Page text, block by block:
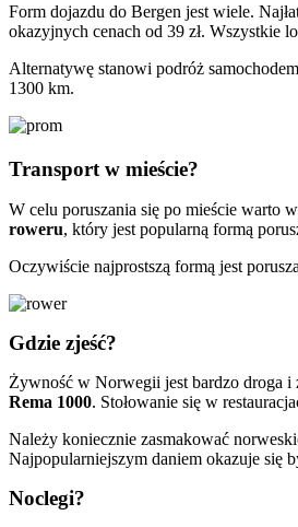
Form dojazdu do Bergen jest wiele.
okazyjnych cenach od 39 zł. Wszystkie
Alternatywę stanowi podróż
1300 km.
Transport w mieście?
W celu poruszania się po mieście warto
roweru, który jest popularną formą
Oczywiście najprostszą formą jest
Gdzie zjeść?
Żywność w Norwegii jest bardzo droga i
Rema 1000. Stołowanie się w
Należy koniecznie zasmakować
Najpopularniejszym daniem okazuje się
Noclegi?